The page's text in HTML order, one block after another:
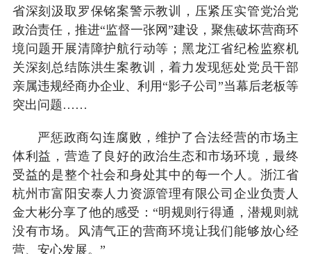
省深刻汲取罗保铭案警示教训，压紧压实管党治党
政治责任，推进“监督一张网”建设，聚焦破坏营商环
境问题开展清障护航行动等；黑龙江省纪检监察机
关深刻总结陈洪生案教训，着力发现惩处党员干部
亲属违规经商办企业、利用“影子公司”当幕后老板等
突出问题……
严惩政商勾连腐败，维护了合法经营的市场主
体利益，营造了良好的政治生态和市场环境，最终
受益的是整个社会和身处其中的每一个人。浙江省
杭州市富阳安泰人力资源管理有限公司企业负责人
金大彬分享了他的感受：“明规则行得通，潜规则就
没有市场。风清气正的营商环境让我们能够放心经
营、安心发展。”